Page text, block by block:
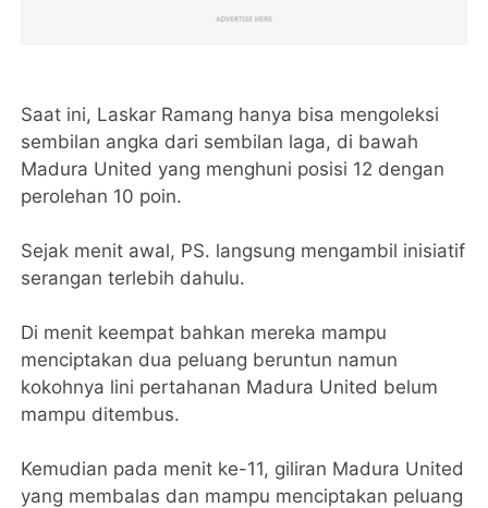
Saat ini, Laskar Ramang hanya bisa mengoleksi
sembilan angka dari sembilan laga, di bawah
Madura United yang menghuni posisi 12 dengan
perolehan 10 poin.
Sejak menit awal, PS. langsung mengambil inisiatif
serangan terlebih dahulu.
Di menit keempat bahkan mereka mampu
menciptakan dua peluang beruntun namun
kokohnya lini pertahanan Madura United belum
mampu ditembus.
Kemudian pada menit ke-11, giliran Madura United
yang membalas dan mampu menciptakan peluang